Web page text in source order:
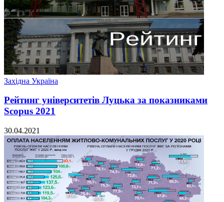
Західна Україна
Рейтинг університетів Луцька за показниками
Scopus 2021
30.04.2021